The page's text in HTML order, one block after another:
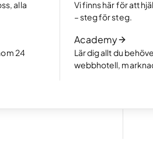
alla
24
Vi finns här för att
– steg för steg.
Academy
Lär dig allt du
webbhotell,
med en snygg portfolio.
och börja sälja.
Läs